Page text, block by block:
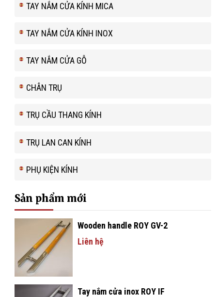
TAY NẮM CỬA KÍNH MICA
TAY NẮM CỬA KÍNH INOX
TAY NẮM CỬA GỖ
CHÂN TRỤ
TRỤ CẦU THANG KÍNH
TRỤ LAN CAN KÍNH
PHỤ KIỆN KÍNH
Sản phẩm mới
Wooden handle ROY GV-2
Liên hệ
Tay nắm cửa inox ROY IF